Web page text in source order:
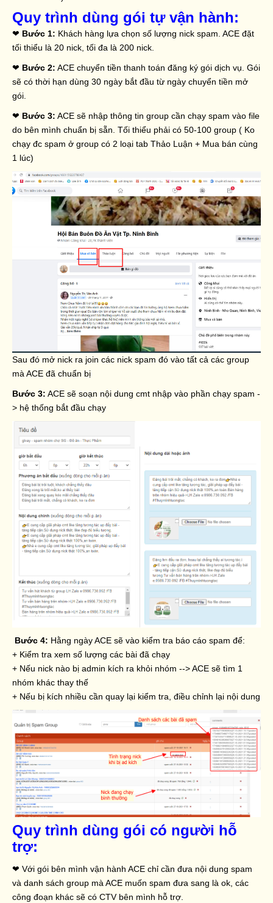
Quy trình dùng gói tự vận hành:
❤ Bước 1: Khách hàng lựa chọn số lượng nick spam. ACE đặt
tối thiểu là 20 nick, tối đa là 200 nick.
❤ Bước 2: ACE chuyển tiền thanh toán đăng ký gói dịch vụ. Gói
sẽ có thời hạn dùng 30 ngày bắt đầu từ ngày chuyển tiền mở
gói.
❤ Bước 3: ACE sẽ nhập thông tin group cần chạy spam vào file
do bên mình chuẩn bị sẵn. Tối thiểu phải có 50-100 group ( Ko
chạy đc spam ở group có 2 loại tab Thảo Luận + Mua bán cùng
1 lúc)
Sau đó mở nick ra join các nick spam đó vào tất cả các group
mà ACE đã chuẩn bị
Bước 3: ACE sẽ soạn nội dung cmt nhập vào phần chạy spam -
> hệ thống bắt đầu chạy
Bước 4: Hằng ngày ACE sẽ vào kiểm tra báo cáo spam để:
+ Kiểm tra xem số lượng các bài đã chạy
+ Nếu nick nào bị admin kích ra khỏi nhóm --> ACE sẽ tìm 1
nhóm khác thay thế
+ Nếu bị kích nhiều cần quay lại kiểm tra, điều chỉnh lại nội dung
Quy trình dùng gói có người hỗ
trợ:
❤ Với gói bên mình vận hành ACE chỉ cần đưa nội dung spam
và danh sách group mà ACE muốn spam đưa sang là ok, các
công đoạn khác sẽ có CTV bên mình hỗ trợ.